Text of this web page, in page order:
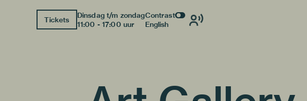
Tickets
Dinsdag t/m zondag
11:00 - 17:00 uur
Contrast
English